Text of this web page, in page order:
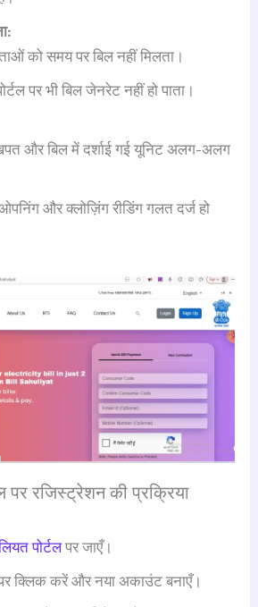
को समय पर बिल नहीं मिलता।
पर भी बिल जेनरेट नहीं हो पाता।
और बिल में दर्शाई गई यूनिट अलग-अलग
और क्लोज़िंग रीडिंग गलत दर्ज हो
पर रजिस्ट्रेशन की प्रक्रिया
पोर्टलपर जाएँ।
क्लिक करें और नया अकाउंट बनाएँ।